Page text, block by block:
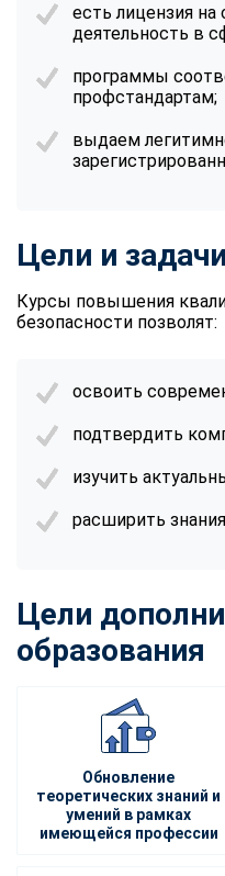
есть лицензия на
деятельность в
программы
профстандартам;
выдаем
Цели и
Курсы повышения
безопасности позволят:
освоить
подтвердить
изучить
расширить
Цели
образования
Обновление
теоретических знаний и
умений в рамках
имеющейся профессии